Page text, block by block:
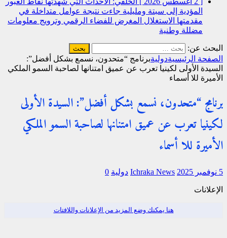
المؤدية إلى سبتة ومليلية جاءت نتيجة عوامل متداخلة في
مقدمتها الاستغلال المغرض للفضاء الرقمي وترويج معلومات
مضللة وطنية
البحث عن:
الصفحة الرئيسيةدوليةبرنامج “متحدون، نسمع بشكل أفضل”:
السيدة الأولى لكينيا تعرب عن عميق امتنانها لصاحبة السمو الملكي
الأميرة للا أسماء
برنامج “متحدون، نسمع بشكل أفضل”: السيدة الأولى
لكينيا تعرب عن عميق امتنانها لصاحبة السمو الملكي
الأميرة للا أسماء
5 نوفمبر 2025 Ichraka News دولية 0
الإعلانات
هنا يمكنك وضع المزيد من الإعلانات واللافتات